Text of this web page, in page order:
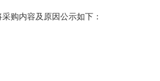
购内容及原因公示如下：